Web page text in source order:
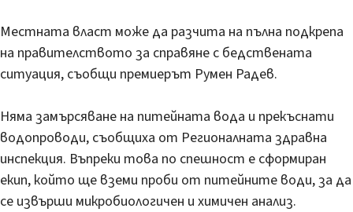
Местната власт може да разчита на пълна подкрепа
на правителството за справяне с бедствената
ситуация, съобщи премиерът Румен Радев.
Няма замърсяване на питейната вода и прекъснати
водопроводи, съобщиха от Регионалната здравна
инспекция. Въпреки това по спешност е сформиран
екип, който ще вземи проби от питейните води, за да
се извърши микробиологичен и химичен анализ.